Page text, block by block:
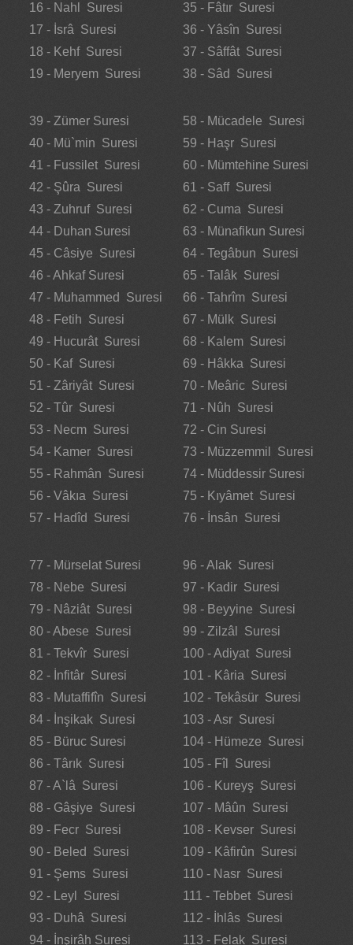
16 - Nahl Suresi
17 - İsrâ Suresi
18 - Kehf Suresi
19 - Meryem Suresi
35 - Fâtır Suresi
36 - Yâsîn Suresi
37 - Sâffât Suresi
38 - Sâd Suresi
39 - Zümer Suresi
40 - Mü`min Suresi
41 - Fussilet Suresi
42 - Şûra Suresi
43 - Zuhruf Suresi
44 - Duhan Suresi
45 - Câsiye Suresi
46 - Ahkaf Suresi
47 - Muhammed Suresi
48 - Fetih Suresi
49 - Hucurât Suresi
50 - Kaf Suresi
51 - Zâriyât Suresi
52 - Tûr Suresi
53 - Necm Suresi
54 - Kamer Suresi
55 - Rahmân Suresi
56 - Vâkıa Suresi
57 - Hadîd Suresi
58 - Mücadele Suresi
59 - Haşr Suresi
60 - Mümtehine Suresi
61 - Saff Suresi
62 - Cuma Suresi
63 - Münafikun Suresi
64 - Tegâbun Suresi
65 - Talâk Suresi
66 - Tahrîm Suresi
67 - Mülk Suresi
68 - Kalem Suresi
69 - Hâkka Suresi
70 - Meâric Suresi
71 - Nûh Suresi
72 - Cin Suresi
73 - Müzzemmil Suresi
74 - Müddessir Suresi
75 - Kıyâmet Suresi
76 - İnsân Suresi
77 - Mürselat Suresi
78 - Nebe Suresi
79 - Nâziât Suresi
80 - Abese Suresi
81 - Tekvîr Suresi
82 - İnfitâr Suresi
83 - Mutaffifîn Suresi
84 - İnşikak Suresi
85 - Büruc Suresi
86 - Târık Suresi
87 - A`lâ Suresi
88 - Gâşiye Suresi
89 - Fecr Suresi
90 - Beled Suresi
91 - Şems Suresi
92 - Leyl Suresi
93 - Duhâ Suresi
94 - İnşirâh Suresi
96 - Alak Suresi
97 - Kadir Suresi
98 - Beyyine Suresi
99 - Zilzâl Suresi
100 - Adiyat Suresi
101 - Kâria Suresi
102 - Tekâsür Suresi
103 - Asr Suresi
104 - Hümeze Suresi
105 - Fîl Suresi
106 - Kureyş Suresi
107 - Mâûn Suresi
108 - Kevser Suresi
109 - Kâfirûn Suresi
110 - Nasr Suresi
111 - Tebbet Suresi
112 - İhlâs Suresi
113 - Felak Suresi